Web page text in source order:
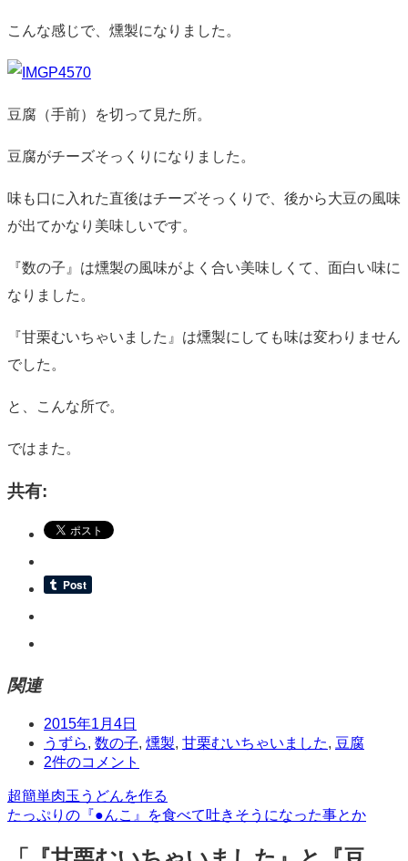
こんな感じで、燻製になりました。
豆腐（手前）を切って見た所。
豆腐がチーズそっくりになりました。
味も口に入れた直後はチーズそっくりで、後から大豆の風味
が出てかなり美味しいです。
『数の子』は燻製の風味がよく合い美味しくて、面白い味に
なりました。
『甘栗むいちゃいました』は燻製にしても味は変わりません
でした。
と、こんな所で。
ではまた。
共有:
関連
日
時
2015年1月4日
タ
グ
うずら, 数の子, 燻製, 甘栗むいちゃいました, 豆腐
コ
ン
ト
2件のコメント
投
稿
超簡単肉玉うどんを作る
たっぷりの『●んこ』を食べて吐きそうになった事とか